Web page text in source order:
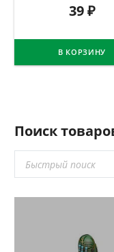
39₽
В КОРЗИНУ
Поиск
товаров